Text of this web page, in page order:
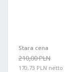
Stara cena
210,00 PLN
170,73 PLN netto